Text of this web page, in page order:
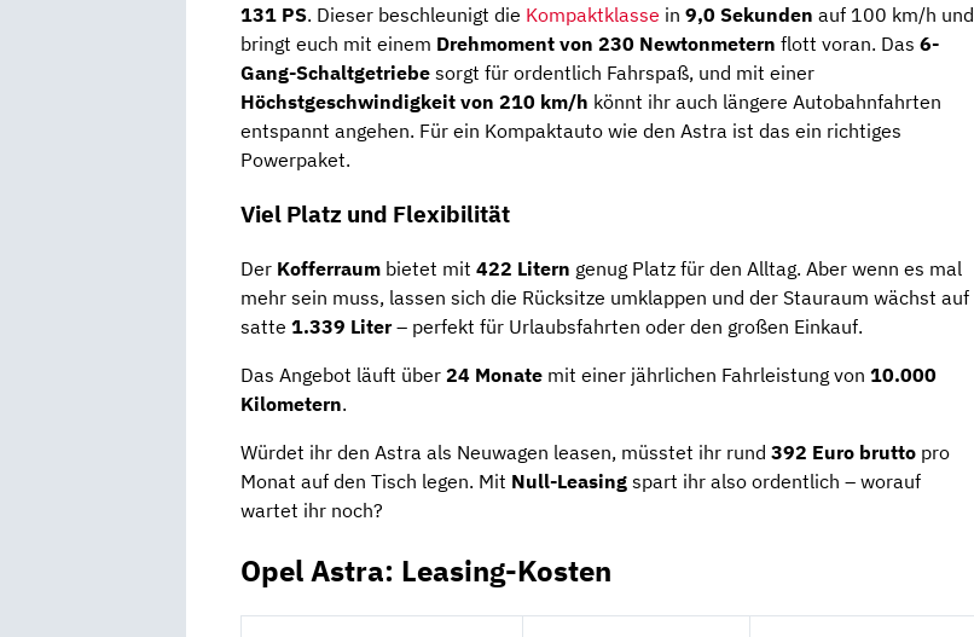
131 PS. Dieser beschleunigt die Kompaktklasse in 9,0 Sekunden auf 100 km/h und
bringt euch mit einem Drehmoment von 230 Newtonmetern flott voran. Das 6-
Gang-Schaltgetriebe sorgt für ordentlich Fahrspaß, und mit einer
Höchstgeschwindigkeit von 210 km/h könnt ihr auch längere Autobahnfahrten
entspannt angehen. Für ein Kompaktauto wie den Astra ist das ein richtiges
Powerpaket.
Viel Platz und Flexibilität
Der Kofferraum bietet mit 422 Litern genug Platz für den Alltag. Aber wenn es mal
mehr sein muss, lassen sich die Rücksitze umklappen und der Stauraum wächst auf
satte 1.339 Liter– perfekt für Urlaubsfahrten oder den großen Einkauf.
Das Angebot läuft über 24 Monate mit einer jährlichen Fahrleistung von 10.000
Kilometern.
Würdet ihr den Astra als Neuwagen leasen, müsstet ihr rund 392 Euro brutto pro
Monat auf den Tisch legen. Mit Null-Leasing spart ihr also ordentlich – worauf
wartet ihr noch?
Opel Astra: Leasing-Kosten